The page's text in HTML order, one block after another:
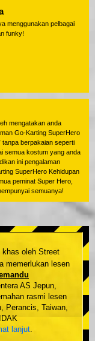
menggunakan pelbagai
funky!
mengatakan anda
Go-Karting SuperHero
tanpa berpakaian seperti
semua kostum yang anda
ini pengalaman
SuperHero Kehidupan
peminat Super Hero,
semuanya!
khas oleh Street
memerlukan lesen
AS Jepun,
rasmi lesen
Perancis, Taiwan,
lanjut.